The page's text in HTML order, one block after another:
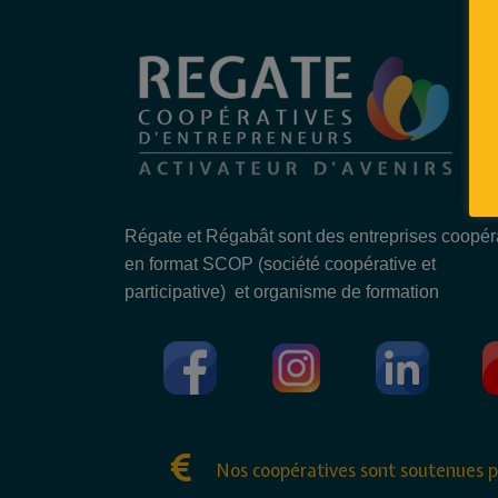
Régate et Régabât sont des entreprises
en format SCOP (société coopérative et
participative) et organisme de formation
Nos coopératives sont soutenues